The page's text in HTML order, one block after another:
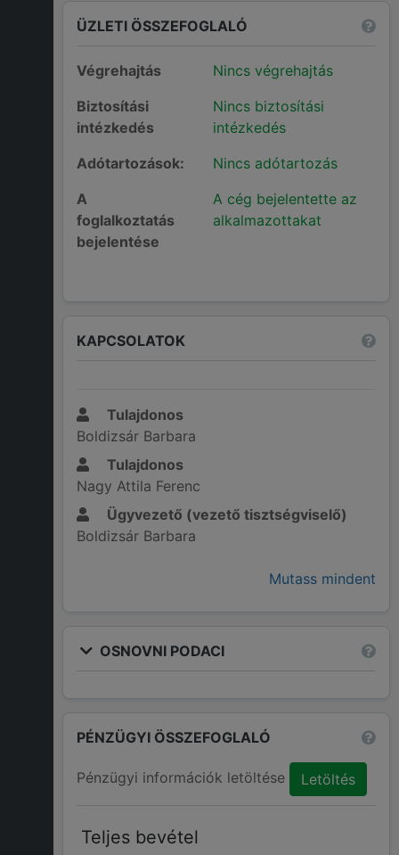
ÜZLETI ÖSSZEFOGLALÓ
Végrehajtás
Nincs végrehajtás
Biztosítási
intézkedés
Nincs biztosítási
intézkedés
Adótartozások:
Nincs adótartozás
A
foglalkoztatás
bejelentése
A cég bejelentette az
alkalmazottakat
KAPCSOLATOK
Tulajdonos
Boldizsár Barbara
Tulajdonos
Nagy Attila Ferenc
Ügyvezető (vezető tisztségviselő)
Boldizsár Barbara
Mutass mindent
OSNOVNI PODACI
PÉNZÜGYI ÖSSZEFOGLALÓ
Pénzügyi információk letöltése Letöltés
Teljes bevétel